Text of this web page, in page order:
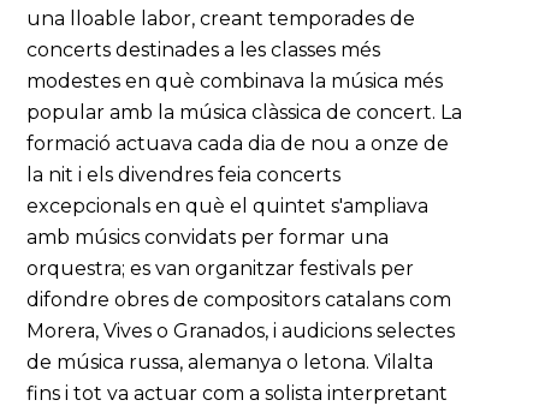
una lloable labor, creant temporades de
concerts destinades a les classes més
modestes en què combinava la música més
popular amb la música clàssica de concert. La
formació actuava cada dia de nou a onze de
la nit i els divendres feia concerts
excepcionals en què el quintet s'ampliava
amb músics convidats per formar una
orquestra; es van organitzar festivals per
difondre obres de compositors catalans com
Morera, Vives o Granados, i audicions selectes
de música russa, alemanya o letona. Vilalta
fins i tot va actuar com a solista interpretant